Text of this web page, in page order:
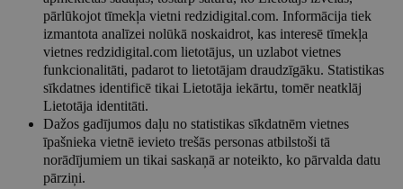
pārlūkojot tīmekļa vietni redzidigital.com. Informācija tiek
izmantota analīzei nolūkā noskaidrot, kas interesē tīmekļa
vietnes redzidigital.com lietotājus, un uzlabot vietnes
funkcionalitāti, padarot to lietotājam draudzīgāku. Statistikas
sīkdatnes identificē tikai Lietotāja iekārtu, tomēr neatklāj
Lietotāja identitāti.
Dažos gadījumos daļu no statistikas sīkdatnēm vietnes
īpašnieka vietnē ievieto trešās personas atbilstoši tā
norādījumiem un tikai saskaņā ar noteikto, ko pārvalda datu
pārziņi.